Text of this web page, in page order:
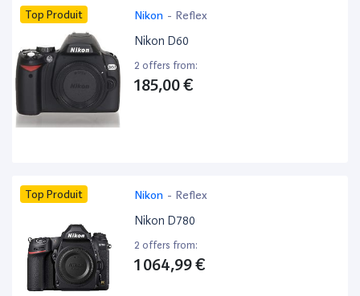
Top Produit Nikon - Reflex
Nikon D60
2 offers from:
185,00 €
Top Produit Nikon - Reflex
Nikon D780
2 offers from:
1 064,99 €